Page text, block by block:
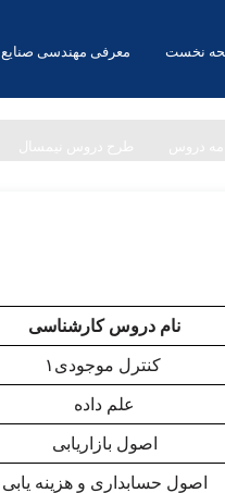
نخست معرفی مهندسی صنایع
نام دروس کارشناسی
کنترل موجودی ۱
علم داده
اصول بازاریابی
اصول حسابداری و هزینه یابی